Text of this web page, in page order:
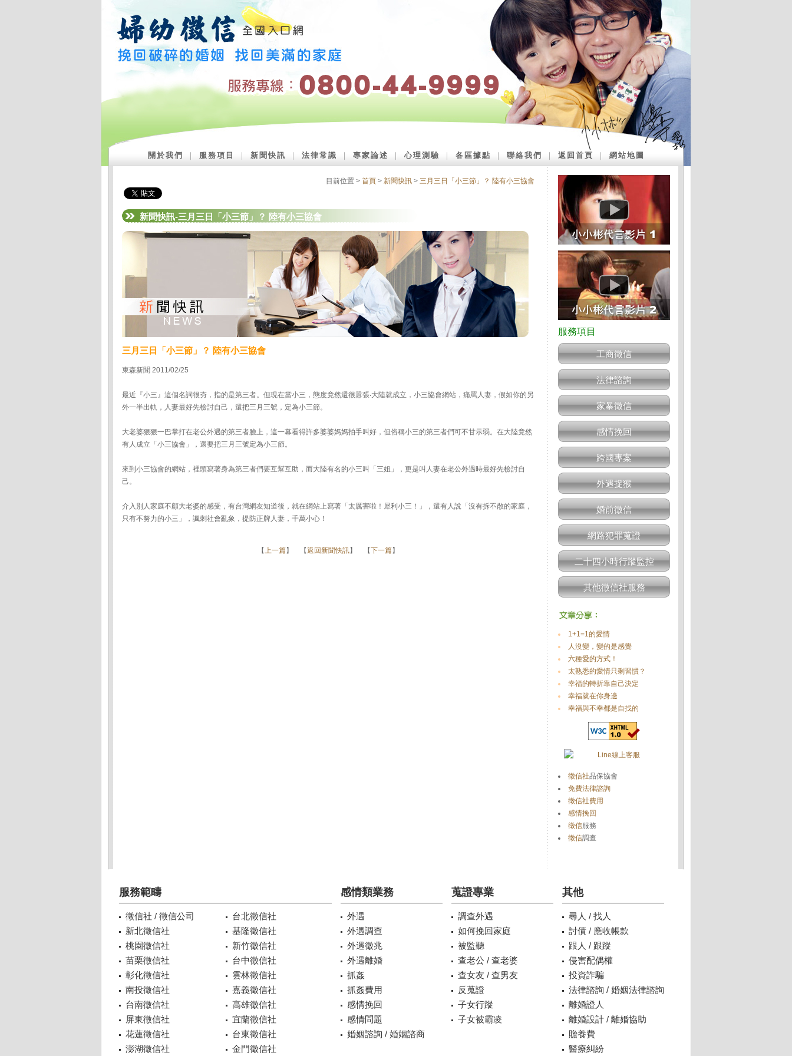
關於我們 服務項目 新聞快訊 法律常識 專家論述 ｜心理測驗 各區據點 聯絡我們 返回首頁 網站地圖
目前位置 > 首頁 > 新聞快訊 > 三月三日「小三節」？ 陸有小三協會
新聞快訊-三月三日「小三節」？ 陸有小三協會
三月三日「小三節」？ 陸有小三協會
東森新聞 2011/02/25
最近『小三』這個名詞很夯，指的是第三者。但現在當小三，態度竟然還很囂張‧大陸就成立，小三協會網站，痛罵人妻，假如你的另
外一半出軌，人妻最好先檢討自己，還把三月三號，定為小三節。
大老婆狠狠一巴掌打在老公外遇的第三者臉上，這一幕看得許多婆婆媽媽拍手叫好，但俗稱小三的第三者們可不甘示弱。在大陸竟然
有人成立「小三協會」，還要把三月三號定為小三節。
來到小三協會的網站，裡頭寫著身為第三者們要互幫互助，而大陸有名的小三叫「三姐」，更是叫人妻在老公外遇時最好先檢討自
己。
介入別人家庭不顧大老婆的感受，有台灣網友知道後，就在網站上寫著「太厲害啦！犀利小三！」，還有人說「沒有拆不散的家庭，
只有不努力的小三」，諷刺社會亂象，提防正牌人妻，千萬小心！
【上一篇】 【返回新聞快訊】 【下一篇】
工商徵信
法律諮詢
家暴徵信
感情挽回
跨國專案
外遇捉猴
婚前徵信
網路犯罪蒐證
二十四小時行蹤監控
其他徵信社服務
1+1=1的愛情
人沒變，變的是感覺
六種愛的方式！
太熟悉的愛情只剩習慣？
幸福的轉折靠自己決定
幸福就在你身邊
幸福與不幸都是自找的
徵信社品保協會
免費法律諮詢
徵信社費用
感情挽回
徵信服務
徵信調查
服務範疇
徵信社 / 徵信公司
台北徵信社
新北徵信社
基隆徵信社
桃園徵信社
新竹徵信社
苗栗徵信社
台中徵信社
彰化徵信社
雲林徵信社
南投徵信社
嘉義徵信社
台南徵信社
高雄徵信社
屏東徵信社
宜蘭徵信社
花蓮徵信社
台東徵信社
澎湖徵信社
金門徵信社
感情類業務
外遇
外遇調查
外遇徵兆
外遇離婚
抓姦
抓姦費用
感情挽回
感情問題
婚姻諮詢 / 婚姻諮商
蒐證專業
調查外遇
如何挽回家庭
被監聽
查老公 / 查老婆
查女友 / 查男友
反蒐證
子女行蹤
子女被霸凌
其他
尋人 / 找人
討債 / 應收帳款
跟人 / 跟蹤
侵害配偶權
投資詐騙
法律諮詢 / 婚姻法律諮詢
離婚證人
離婚設計 / 離婚協助
贍養費
醫療糾紛